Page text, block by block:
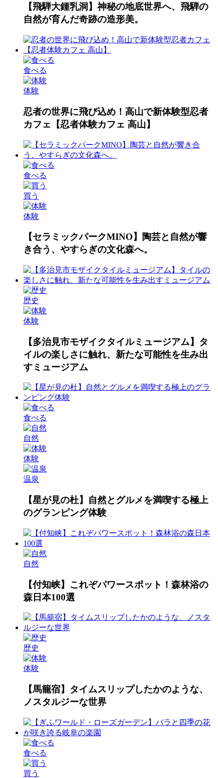
【飛騨大鍾乳洞】神秘の地底世界へ、飛騨の
自然が育んだ奇跡の造形美。
食べる
体験
忍者の世界に飛び込め！高山で新体験型忍者
カフェ【忍者体験カフェ 高山】
食べる
買う
体験
【セラミックパークMINO】陶芸と自然が響
き合う、やすらぎの文化森へ。
歴史
体験
【多治見市モザイクタイルミュージアム】タ
イルの楽しさに触れ、新たな可能性を生み出
すミュージアム
食べる
自然
体験
温泉
【星が見の杜】自然とグルメを満喫する極上
のグランピング体験
自然
【付知峡】これぞパワースポット！森林浴の
森日本100選
歴史
体験
【馬籠宿】タイムスリップしたかのような、
ノスタルジーな世界
食べる
買う